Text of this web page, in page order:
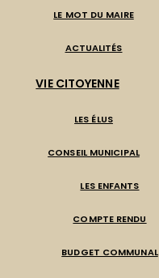
LE MOT DU MAIRE
ACTUALITÉS
VIE CITOYENNE
LES ÉLUS
CONSEIL MUNICIPAL
LES ENFANTS
COMPTE RENDU
BUDGET COMMUNAL